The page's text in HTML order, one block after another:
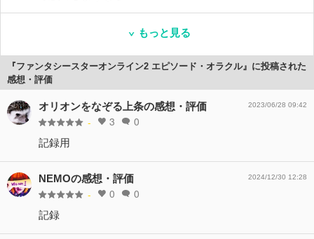
もっと見る
『ファンタシースターオンライン2 エピソード・オラクル』に投稿された
感想・評価
オリオンをなぞる上条の感想・評価
- 3 0
2023/06/28 09:42
記録用
NEMOの感想・評価
- 0 0
2024/12/30 12:28
記録